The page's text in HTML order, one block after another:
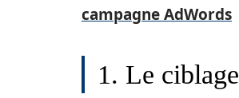
campagne AdWords
1. Le ciblage